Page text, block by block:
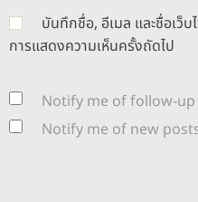
บันทึกชื่อ, อีเมล และชื่อเว็
การแสดงความเห็นครั้งถัดไป
Notify me of follow-
Notify me of new